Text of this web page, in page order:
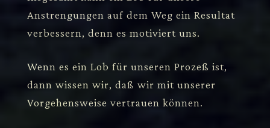
Anstrengungen auf dem Weg ein Resultat
verbessern, denn es motiviert uns.
Wenn es ein Lob für unseren Prozeß ist,
dann wissen wir, daß wir mit unserer
Vorgehensweise vertrauen können.